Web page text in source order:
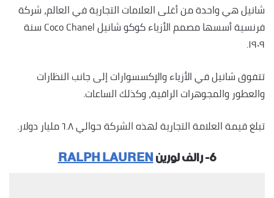
شانيل هي واحدة من أغلى العلامات التجارية في العالم، شركة
فرنسية أسسها مصمم الأزياء كوكو شانيل Coco Chanel سنة
١٩٠٩.
تتفوق شانيل في الأزياء والإكسسوارات إلى جانب النظارات
والعطور والمجوهرات الراقية، وكذلك الساعات.
تبلغ قيمة العلامة التجارية لهذه الشركة حوالي ٦.٨ مليار دولار.
٦- رالف لورين RALPH LAUREN